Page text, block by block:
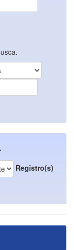
Registro(s)